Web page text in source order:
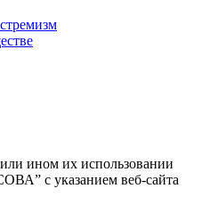
ином их использовании
с указанием веб-сайта